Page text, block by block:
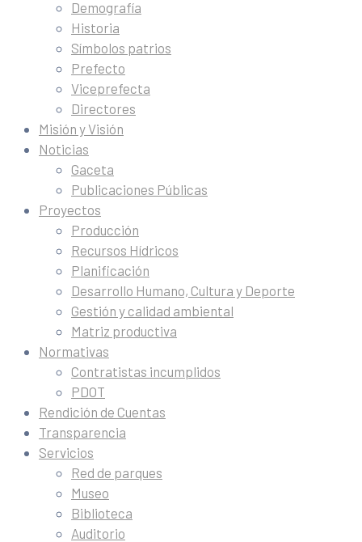
Demografía
Historia
Símbolos patrios
Prefecto
Viceprefecta
Directores
Misión y Visión
Noticias
Gaceta
Publicaciones Públicas
Proyectos
Producción
Recursos Hídricos
Planificación
Desarrollo Humano, Cultura y Deporte
Gestión y calidad ambiental
Matriz productiva
Normativas
Contratistas incumplidos
PDOT
Rendición de Cuentas
Transparencia
Servicios
Red de parques
Museo
Biblioteca
Auditorio